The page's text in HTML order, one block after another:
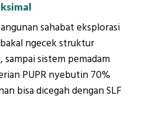
sahabat eksplorasi
ngecek struktur
sistem pemadam
PUPR nyebutin 70%
bisa dicegah dengan SLF